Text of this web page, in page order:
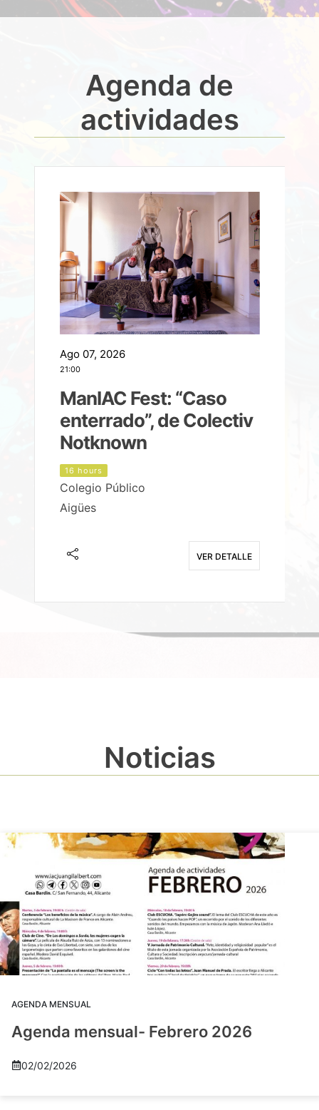
Agenda de
actividades
Ago 07, 2026
21:00
ManIAC Fest: “Caso
enterrado”, de Colectiv
Notknown
16 hours
Colegio Público
Aigües
VER DETALLE
Noticias
AGENDA MENSUAL
Agenda mensual- Febrero 2026
02/02/2026